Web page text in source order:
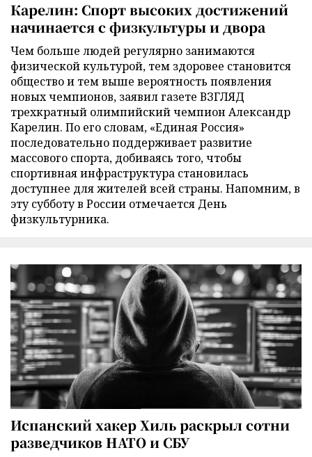
Карелин: Спорт высоких достижений
начинается с физкультуры и двора
Чем больше людей регулярно занимаются
физической культурой, тем здоровее становится
общество и тем выше вероятность появления
новых чемпионов, заявил газете ВЗГЛЯД
трехкратный олимпийский чемпион Александр
Карелин. По его словам, «Единая Россия»
последовательно поддерживает развитие
массового спорта, добиваясь того, чтобы
спортивная инфраструктура становилась
доступнее для жителей всей страны. Напомним, в
эту субботу в России отмечается День
физкультурника.
Испанский хакер Хиль раскрыл сотни
разведчиков НАТО и СБУ